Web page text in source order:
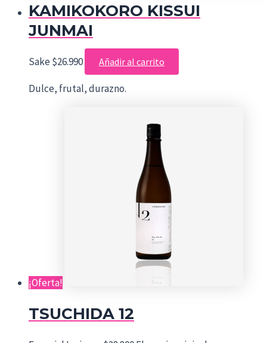
KAMIKOKORO KISSUI
JUNMAI
Sake$26.990 Añadir al carrito
Dulce, frutal, durazno.
¡Oferta!
TSUCHIDA 12